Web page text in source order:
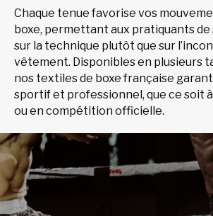
Chaque tenue favorise vos
boxe, permettant aux pratiquants
sur la technique plutôt que sur
vêtement. Disponibles en plusieurs
nos textiles de boxe française
sportif et professionnel, que ce soit
ou en compétition officielle.